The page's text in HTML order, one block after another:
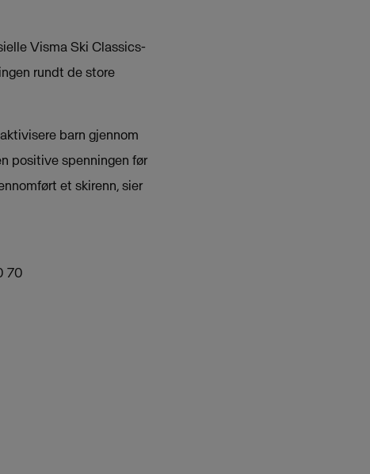
Visma Ski Classics-
rundt de store
barn gjennom
positive spenningen før
et skirenn, sier
70